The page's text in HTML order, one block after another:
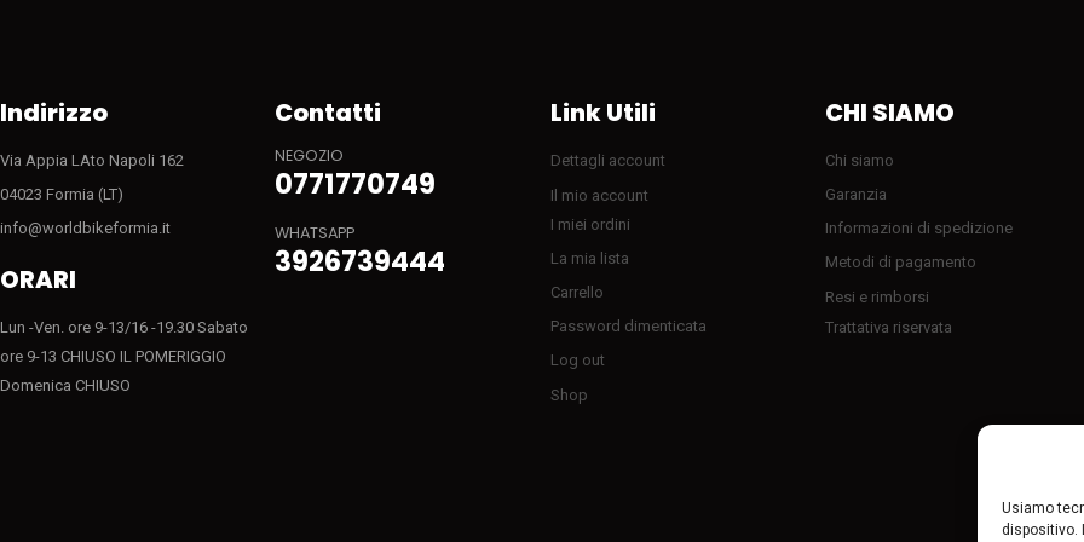
Usiamo
dispositivo.
Indirizzo
Via Appia LAto Napoli 162
04023 Formia (LT)
info@worldbikeformia.it
ORARI
Lun -Ven. ore 9-13/16 -19.30 Sabato
ore 9-13 CHIUSO IL POMERIGGIO
Domenica CHIUSO
Contatti
NEGOZIO
0771770749
WHATSAPP
3926739444
Link Utili
Dettagli account
Il mio account
I miei ordini
La mia lista
Carrello
Password dimenticata
Log out
Shop
CHI SIAMO
Chi siamo
Garanzia
Informazioni di spedizione
Metodi di pagamento
Resi e rimborsi
Trattativa riservata